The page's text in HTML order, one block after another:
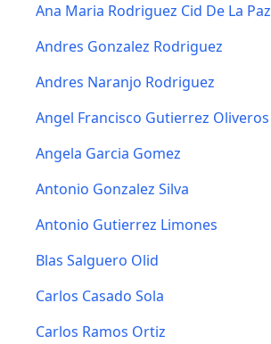
Ana Maria Rodriguez Cid De La Paz
Andres Gonzalez Rodriguez
Andres Naranjo Rodriguez
Angel Francisco Gutierrez Oliveros
Angela Garcia Gomez
Antonio Gonzalez Silva
Antonio Gutierrez Limones
Blas Salguero Olid
Carlos Casado Sola
Carlos Ramos Ortiz